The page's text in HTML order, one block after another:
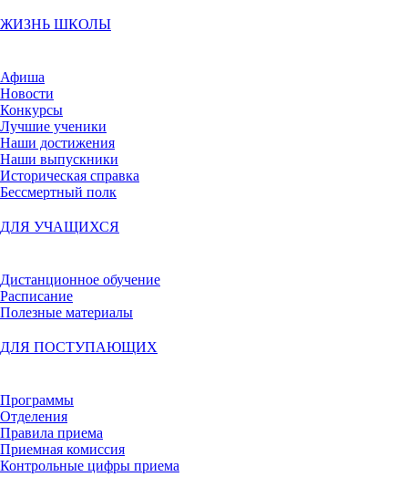
ЖИЗНЬ ШКОЛЫ
Афиша
Новости
Конкурсы
Лучшие ученики
Наши достижения
Наши выпускники
Историческая справка
Бессмертный полк
ДЛЯ УЧАЩИХСЯ
Дистанционное обучение
Расписание
Полезные материалы
ДЛЯ ПОСТУПАЮЩИХ
Программы
Отделения
Правила приема
Приемная комиссия
Контрольные цифры приема